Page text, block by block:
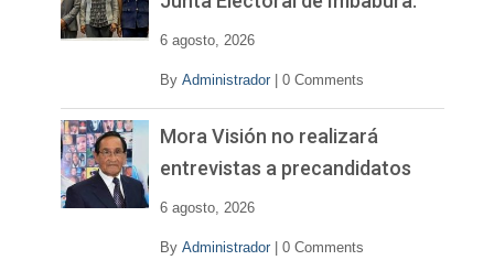
6 agosto, 2026
By Administrador 0 Comments
Mora Visión no realizará
entrevistas a precandidatos
6 agosto, 2026
By Administrador 0 Comments